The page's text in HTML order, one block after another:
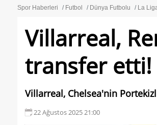
Spor Haberleri Futbol Dünya Futbolu La
Villarreal,
transfer etti!
Villarreal, Chelsea'nin
22 Ağustos 2025 21:00